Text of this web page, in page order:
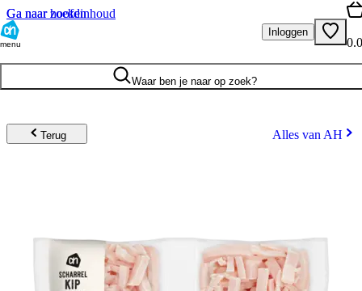
Ga naar hoofdinhoud
Ga naar zoeken
menu
Inloggen
Waar ben je naar op zoek?
Terug Alles van AH